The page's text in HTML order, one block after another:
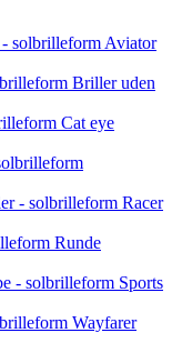
Aviator
Briller uden
Cat eye
Racer
Runde
Sports
Wayfarer